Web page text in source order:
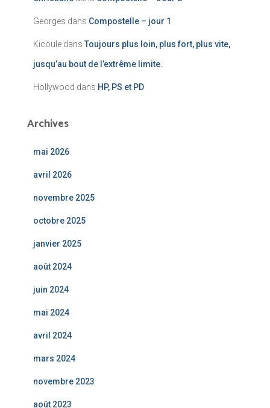
Georges dans Compostelle – jour 1
Kicoule dans Toujours plus loin, plus fort, plus vite,
jusqu’au bout de l’extrême limite.
Hollywood dans HP, PS et PD
Archives
mai 2026
avril 2026
novembre 2025
octobre 2025
janvier 2025
août 2024
juin 2024
mai 2024
avril 2024
mars 2024
novembre 2023
août 2023